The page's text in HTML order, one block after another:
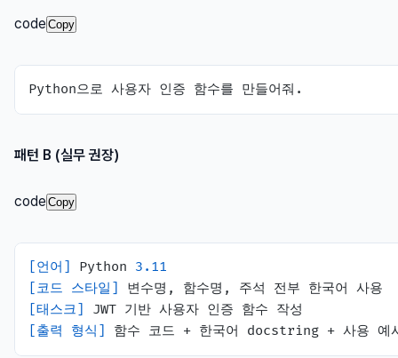
code Copy
패턴 B (실무 권장)
code Copy
[언어] Python 3.11
[코드 스타일]
[태스크]
[출력 형식]